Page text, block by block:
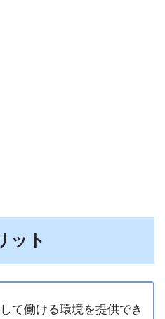
ット
て働ける環境を提供でき